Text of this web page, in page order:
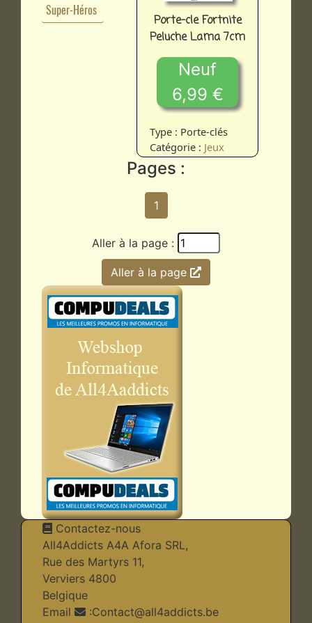
Super-Héros
Porte-cle Fortnite
Peluche Lama 7cm
Neuf
6,99 €
Type : Porte-clés
Catégorie : Jeux
Pages :
1
Aller à la page :
Aller à la page
Contactez-nous
All4Addicts A4A Afora SRL,
Rue des Martyrs 11,
Verviers 4800
Belgique
Email
:Contact@all4addicts.be